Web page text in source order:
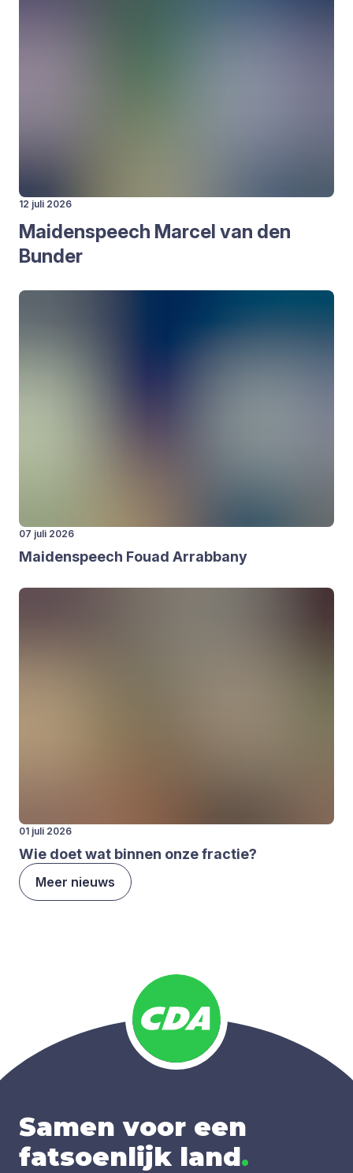
12 juli 2026
Mai­den­speech Mar­cel van den
Bun­der
07 juli 2026
Mai­den­speech Fou­ad Arrab­ba­ny
01 juli 2026
Wie doet wat bin­nen onze frac­tie?
Meer nieuws
Samen voor een
fatsoenlijk land.